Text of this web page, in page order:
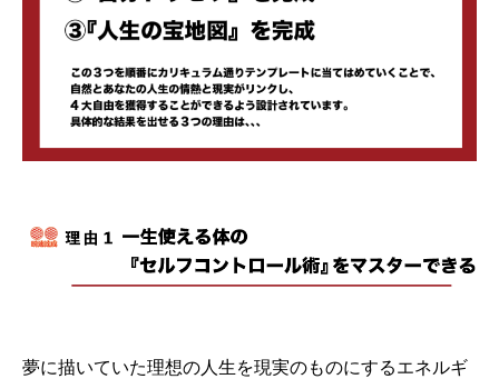
夢に描いていた理想の人生を現実のものにするエネルギ